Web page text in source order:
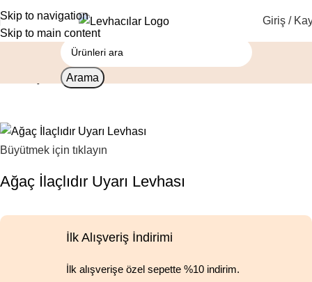
Skip to navigation
Skip to main content
Giriş /
Arama
Uyarıcı Levhalar
Büyütmek için tıklayın
Ağaç İlaçlıdır Uyarı Levhası
İlk Alışveriş İndirimi
İlk alışverişe özel sepette %10 indirim.